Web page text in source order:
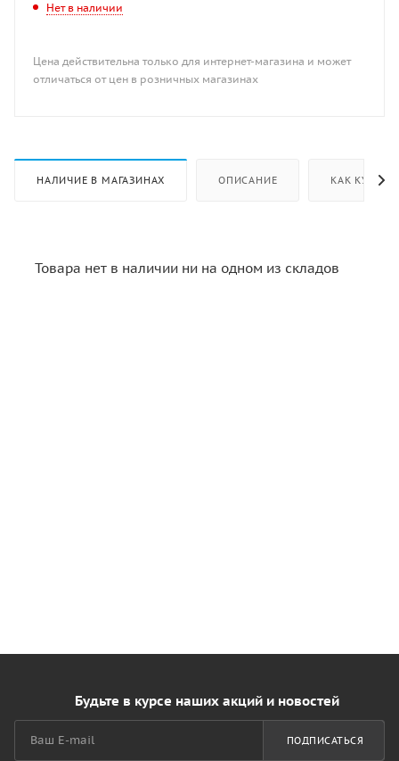
Нет в наличии
Цена действительна только для интернет-магазина и может
отличаться от цен в розничных магазинах
НАЛИЧИЕ В МАГАЗИНАХ ОПИСАНИЕ КАК КУПИТЬ
Товара нет в наличии ни на одном из складов
Будьте в курсе наших акций и новостей
ПОДПИСАТЬСЯ